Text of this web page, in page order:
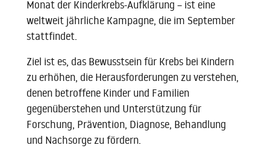
Monat der Kinderkrebs-Aufklärung – ist eine
weltweit jährliche Kampagne, die im September
stattfindet.
Ziel ist es, das Bewusstsein für Krebs bei Kindern
zu erhöhen, die Herausforderungen zu verstehen,
denen betroffene Kinder und Familien
gegenüberstehen und Unterstützung für
Forschung, Prävention, Diagnose, Behandlung
und Nachsorge zu fördern.